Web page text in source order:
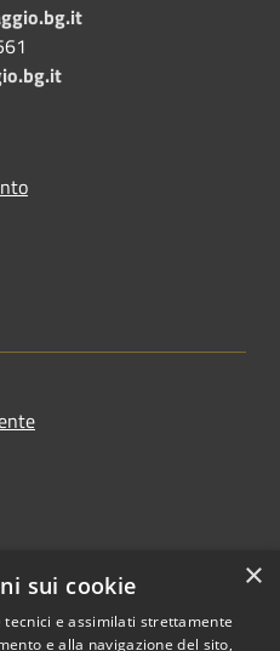
×
sui cookie
e assimilati strettamente
e alla navigazione del sito,